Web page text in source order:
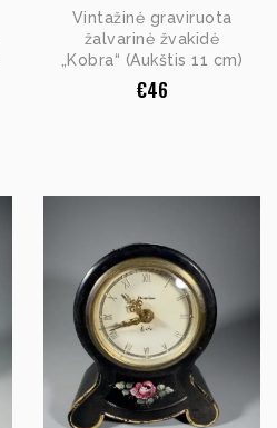
Vintažinė graviruota
žalvarinė žvakidė
„Kobra“ (Aukštis 11 cm)
€46